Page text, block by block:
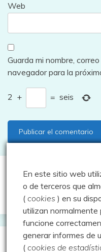
Web
Guarda mi nombre,
navegador para la
2 + = seis
Buscar:
En este sitio web
o de terceros que
(cookies ) en su
utilizan normalmente
funcione
generar informes de
(cookies de